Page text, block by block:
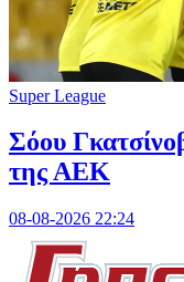
Super League
Σόου
της ΑΕΚ
08-08-2026 22:24